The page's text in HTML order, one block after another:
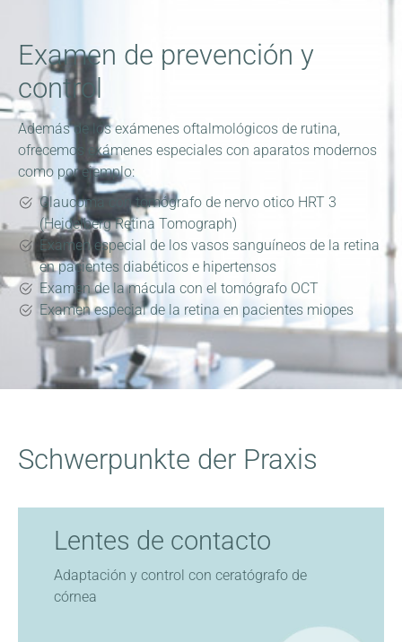
Examen de prevención y
control
Además de los exámenes oftalmológicos de rutina,
ofrecemos exámenes especiales con aparatos modernos
como por ejemplo:
Glaucoma con tomógrafo de nervo otico HRT 3
(Heidelberg Retina Tomograph)
Examen especial de los vasos sanguíneos de la retina
en pacientes diabéticos e hipertensos
Examen de la mácula con el tomógrafo OCT
Examen especial de la retina en pacientes miopes
Schwerpunkte der Praxis
Lentes de contacto
Adaptación y control con ceratógrafo de
córnea